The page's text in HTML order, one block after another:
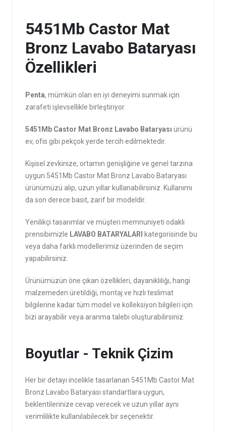
5451Mb Castor Mat
Bronz Lavabo Bataryası
Özellikleri
Penta, mümkün olan en iyi deneyimi sunmak için
zarafeti işlevsellikle birleştiriyor.
5451Mb Castor Mat Bronz Lavabo Bataryası ürünü
ev, ofis gibi pekçok yerde tercih edilmektedir.
Kişisel zevkinize, ortamın genişliğine ve genel tarzına
uygun 5451Mb Castor Mat Bronz Lavabo Bataryası
ürünümüzü alıp, uzun yıllar kullanabilirsiniz. Kullanımı
da son derece basit, zarif bir modeldir.
Yenilikçi tasarımlar ve müşteri memnuniyeti odaklı
prensibimizle LAVABO BATARYALARI
kategorisinde bu
veya daha farklı modellerimiz üzerinden de seçim
yapabilirsiniz.
Ürünümüzün öne çıkan özellikleri, dayanıklılığı, hangi
malzemeden üretildiği, montaj ve hızlı teslimat
bilgilerine kadar tüm model ve kolleksiyon bilgileri için
bizi arayabilir veya aranma talebi oluşturabilirsiniz.
Boyutlar - Teknik Çizim
Her bir detayı incelikle tasarlanan 5451Mb Castor Mat
Bronz Lavabo Bataryası standartlara uygun,
beklentilerinize cevap verecek ve uzun yıllar aynı
verimlilikte kullanılabilecek bir seçenektir.